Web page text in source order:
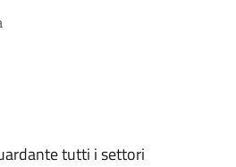
tutti i settori